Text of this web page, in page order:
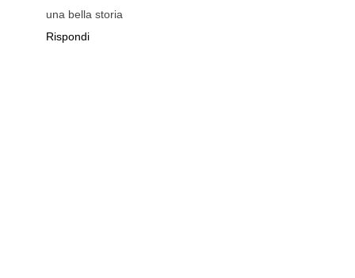
una bella storia
Rispondi